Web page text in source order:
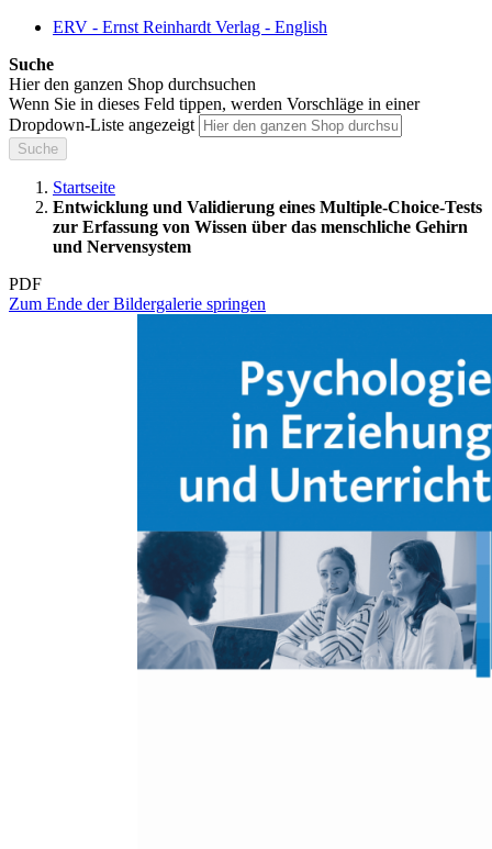
ERV - Ernst Reinhardt Verlag - English
Suche
Hier den ganzen Shop durchsuchen
Wenn Sie in dieses Feld tippen, werden Vorschläge in einer
Dropdown-Liste angezeigt
Suche
Startseite
Entwicklung und Validierung eines Multiple-Choice-Tests
zur Erfassung von Wissen über das menschliche Gehirn
und Nervensystem
PDF
Zum Ende der Bildergalerie springen